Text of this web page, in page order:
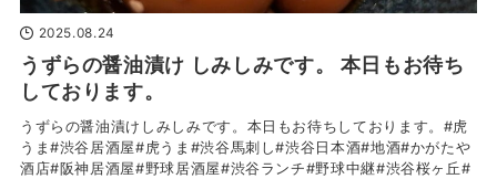
2025.08.24
うずらの醤油漬け しみしみです。 本日もお待ち
しております。
うずらの醤油漬けしみしみです。本日もお待ちしております。#虎
うま#渋谷居酒屋#虎うま#渋谷馬刺し#渋谷日本酒#地酒#かがたや
酒店#阪神居酒屋#野球居酒屋#渋谷ランチ#野球中継#渋谷桜ヶ丘#